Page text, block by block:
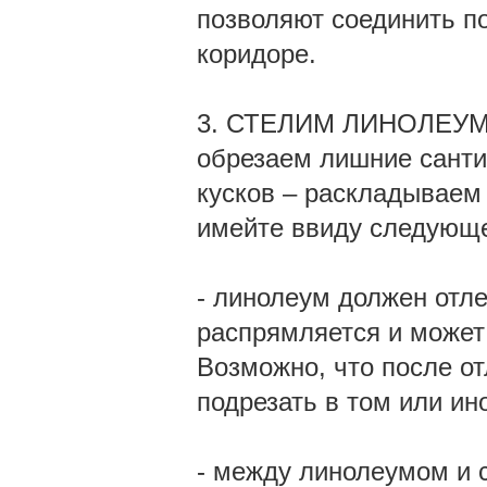
позволяют соединить
коридоре.
3. СТЕЛИМ ЛИНОЛЕУМ.
обрезаем лишние
кусков –
имейте ввиду
- линолеум должен
распрямляется и
Возможно, что после
подрезать в том или
- между линолеумом и